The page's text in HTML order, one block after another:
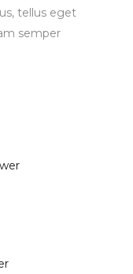
tellus eget
semper